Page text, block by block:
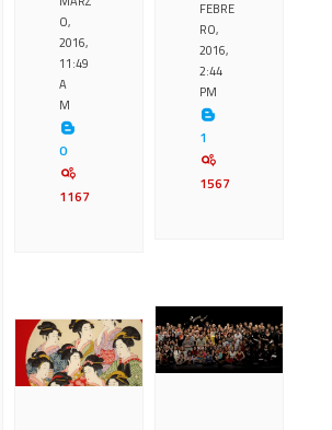
O,
2016,
11:49
A
M
0
1167
FEBRE
RO,
2016,
2:44
PM
1
1567